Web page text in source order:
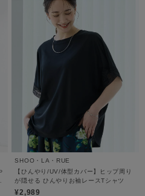
SHOO・LA・RUE
【ひんやり/UV/体型カバー】ヒップ周り
が隠せる ひんやりお袖レースTシャツ
¥2,989